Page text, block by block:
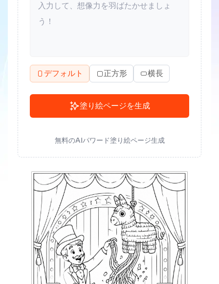
デフォルト 正方形 横長
塗り絵ページを生成
無料のAIパワード塗り絵ページ生成